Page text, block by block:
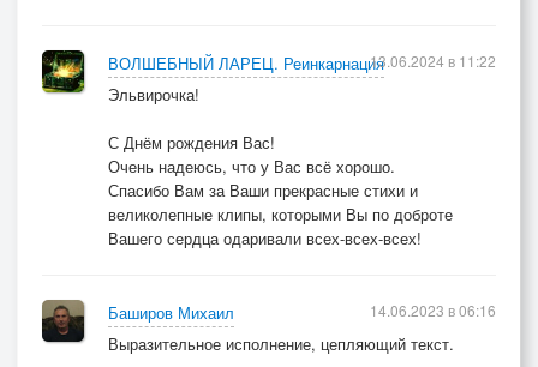
Эльфы - те педанты.
- Всюду прошерстили.
Всюду просмотрели
Человеко-птахи,
- Не нашли, пострелы!
- Можно только ахать.
Припев:
ВОЛШЕБНЫЙ ЛАРЕЦ. Реинкарнация
Эльвирочка!
С Днём рождения Вас!
Очень надеюсь, что у Вас всё хорошо.
Спасибо Вам за Ваши прекрасные стихи и
великолепные клипы, которыми Вы по доброте
Вашего сердца одаривали всех-всех-всех!
13.06.2024 в 11:22
Баширов Михаил
Выразительное исполнение, цепляющий текст.
14.06.2023 в 06:16